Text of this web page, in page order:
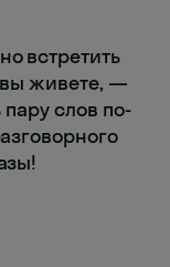
встретить
вы живете, —
слов по-